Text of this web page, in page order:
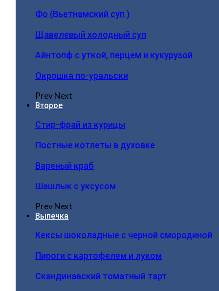
Фо (Вьетнамский суп )
Щавелевый холодный суп
Айнтопф с уткой, перцем и кукурузой
Окрошка по-уральски
PrevNext
Второе
Стир-фрай из курицы
Постные котлеты в духовке
Вареный краб
Шашлык с уксусом
PrevNext
Выпечка
Кексы шоколадные с черной смородиной
Пироги c картофелем и луком
Скандинавский томатный тарт